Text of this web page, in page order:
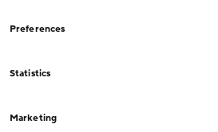
Preferences
Statistics
Marketing